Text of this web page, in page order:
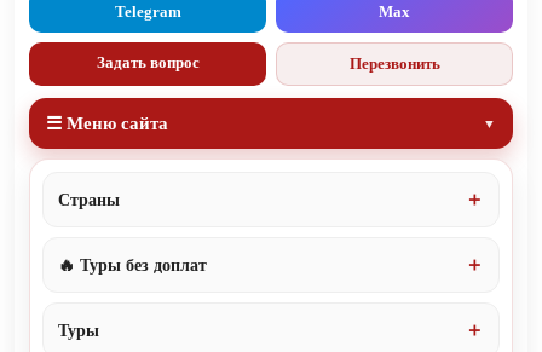
Telegram Max
Задать вопрос Перезвонить
☰ Меню сайта
Страны
🔥 Туры без доплат
Туры